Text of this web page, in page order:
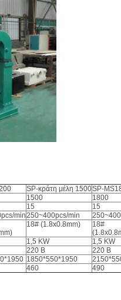
SP-κράτη μέλη 1500SP-
1500
1800
15
15
min250~400pcs/min
18# (1.8x0.8mm)
18#
1,5 KW
1,5 KW
220 Β
220 Β
1850*550*1950
460 490